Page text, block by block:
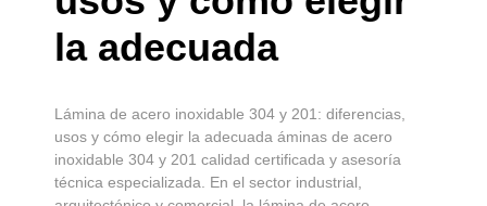
extremas
Láminas antidesgaste: máxima resistencia para
condiciones extremas Alta dureza lo que les permite
resistir el desgaste prolongado. Las láminas
antidesgaste están diseñadas para soportar